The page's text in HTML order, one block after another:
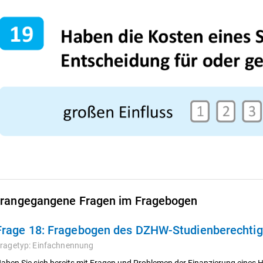
Fragen im Fragebogen
18: Fragebogen des DZHW-
Einfachnennung